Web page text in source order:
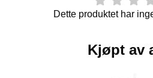
Dette produktet har
Kjøpt av